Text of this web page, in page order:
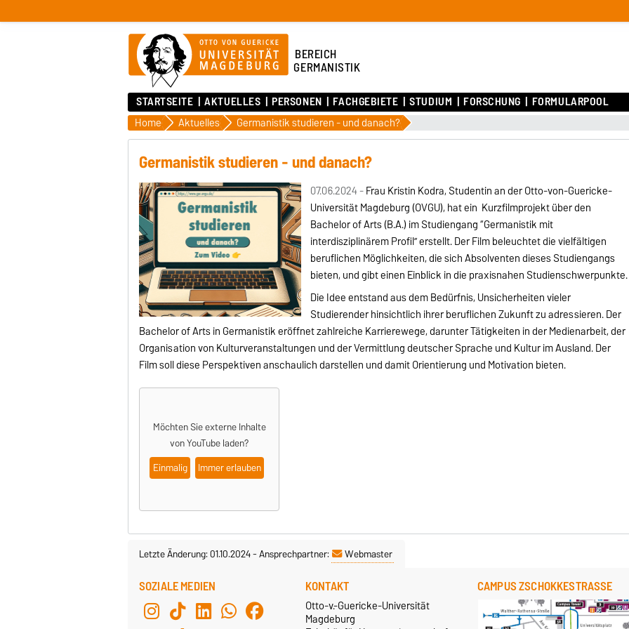
BEREICH
GERMANISTIK
STARTSEITE AKTUELLES PERSONEN FACHGEBIETE STUDIUM FORSCHUNG FORMULARPOOL
Home Aktuelles Germanistik studieren - und danach?
Germanistik studieren - und danach?
07.06.2024 -Frau Kristin Kodra, Studentin an der Otto-von-Guericke-
Universität Magdeburg (OVGU), hat ein Kurzfilmprojekt über den
Bachelor of Arts (B.A.) im Studiengang “Germanistik mit
interdisziplinärem Profil” erstellt. Der Film beleuchtet die vielfältigen
beruflichen Möglichkeiten, die sich Absolventen dieses Studiengangs
bieten, und gibt einen Einblick in die praxisnahen Studienschwerpunkte.
Die Idee entstand aus dem Bedürfnis, Unsicherheiten vieler
Studierender hinsichtlich ihrer beruflichen Zukunft zu adressieren. Der
Bachelor of Arts in Germanistik eröffnet zahlreiche Karrierewege, darunter Tätigkeiten in der Medienarbeit, der
Organisation von Kulturveranstaltungen und der Vermittlung deutscher Sprache und Kultur im Ausland. Der
Film soll diese Perspektiven anschaulich darstellen und damit Orientierung und Motivation bieten.
Möchten Sie externe Inhalte
vonYouTubeladen?
Einmalig
Immer erlauben
Letzte Änderung: 01.10.2024-Ansprechpartner: Webmaster
SOZIALE MEDIEN KONTAKT
Otto-v.-Guericke-Universität
Magdeburg
CAMPUS ZSCHOKKESTRASSE